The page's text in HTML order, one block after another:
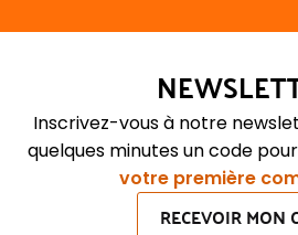
Inscrivez-vous à notre
quelques minutes un code
votre première
RECEVOIR MON